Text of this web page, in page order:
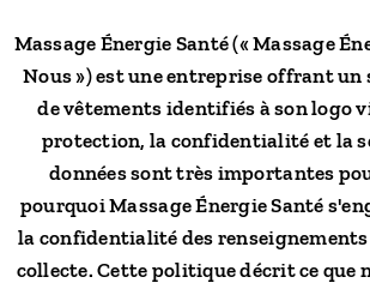
Massage Énergie Santé (« Massage
Nous ») est une entreprise offrant un
de vêtements identifiés à son logo
protection, la confidentialité et la
données sont très importantes
pourquoi Massage Énergie Santé
la confidentialité des
collecte. Cette politique décrit ce que